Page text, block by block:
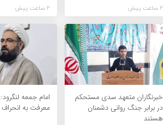
2 ساعت پیش 2 ساعت پیش
خبرنگاران متعهد سدی مستحکم
در برابر جنگ روانی دشمنان
هستند
امام جمعه
معرفت به